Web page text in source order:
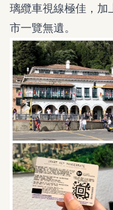
璃纜車視線極佳，加
市一覽無遺。